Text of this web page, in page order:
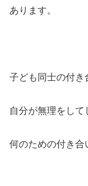
あります。
子ども同士の付き
自分が無理をして
何のための付き合